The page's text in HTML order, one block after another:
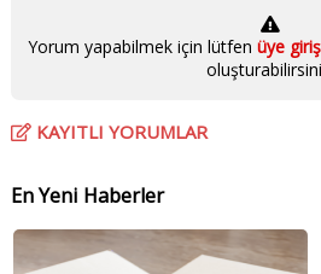
Yorum yapabilmek için lütfenüye
KAYITLI YORUMLAR
En Yeni Haberler